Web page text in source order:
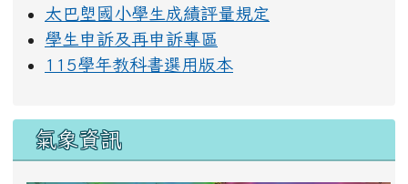
太巴塱國小學生成績評量規定
學生申訴及再申訴專區
115學年教科書選用版本
氣象資訊